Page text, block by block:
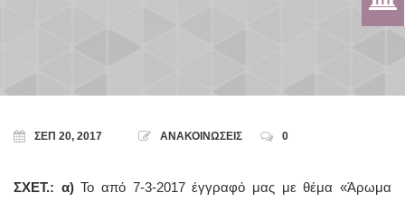
ΣΕΠ 20, 2017 ΑΝΑΚΟΙΝΩΣΕΙΣ 0
ΣΧΕΤ.: α)Το από 7-3-2017 έγγραφό μας με θέμα «Άρωμα